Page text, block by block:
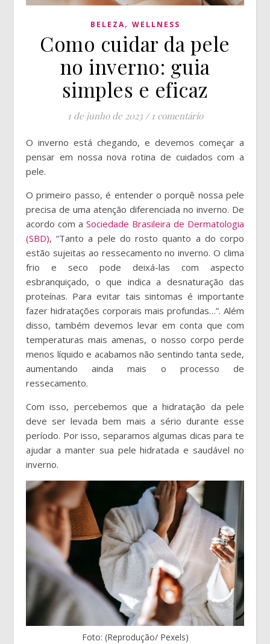
BELEZA, WELLNESS
Como cuidar da pele
no inverno: guia
simples e eficaz
1 de junho de 2023 / 1 comentário
O inverno está chegando, e devemos começar a
pensar em nossa nova rotina de cuidados com a
pele.
O primeiro passo, é entender o porquê nossa pele
precisa de uma atenção diferenciada no inverno. De
acordo com a Sociedade Brasileira de Dermatologia
(SBD), “Tanto a pele do rosto quanto a do corpo
estão sujeitas ao ressecamento no inverno. O clima
frio e seco pode deixá-las com aspecto
esbranquiçado, o que indica a desnaturação das
proteínas. Para evitar tais sintomas é importante
fazer hidratações corporais mais profundas…”. Além
disso, também devemos levar em conta que com
temperaturas mais amenas, o nosso corpo perde
menos líquido e acabamos não sentindo tanta sede,
aumentando ainda mais o processo de
ressecamento.
Com isso, percebemos que a hidratação da pele
deve ser levada bem mais a sério durante esse
período. Por isso, separamos algumas dicas para te
ajudar a manter sua pele hidratada e saudável no
inverno.
Foto: (Reprodução/ Pexels)